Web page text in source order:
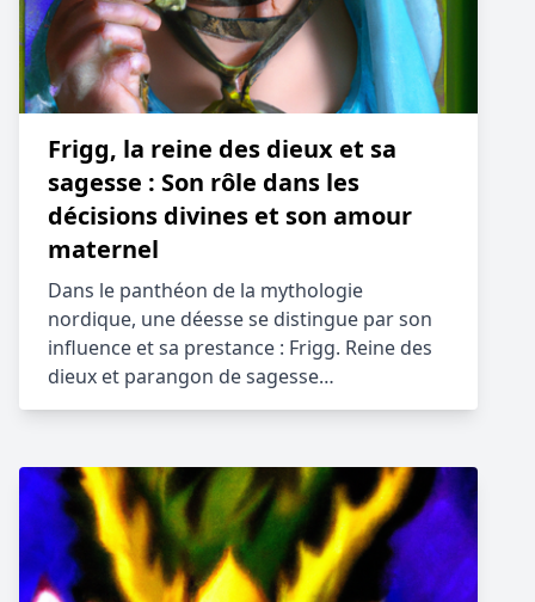
Frigg, la reine des dieux et sa
sagesse : Son rôle dans les
décisions divines et son amour
maternel
Dans le panthéon de la mythologie
nordique, une déesse se distingue par son
influence et sa prestance : Frigg. Reine des
dieux et parangon de sagesse…